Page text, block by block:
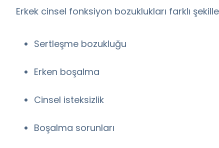
Erkek cinsel fonksiyon bozuklukları farklı
Sertleşme bozukluğu
Erken boşalma
Cinsel isteksizlik
Boşalma sorunları